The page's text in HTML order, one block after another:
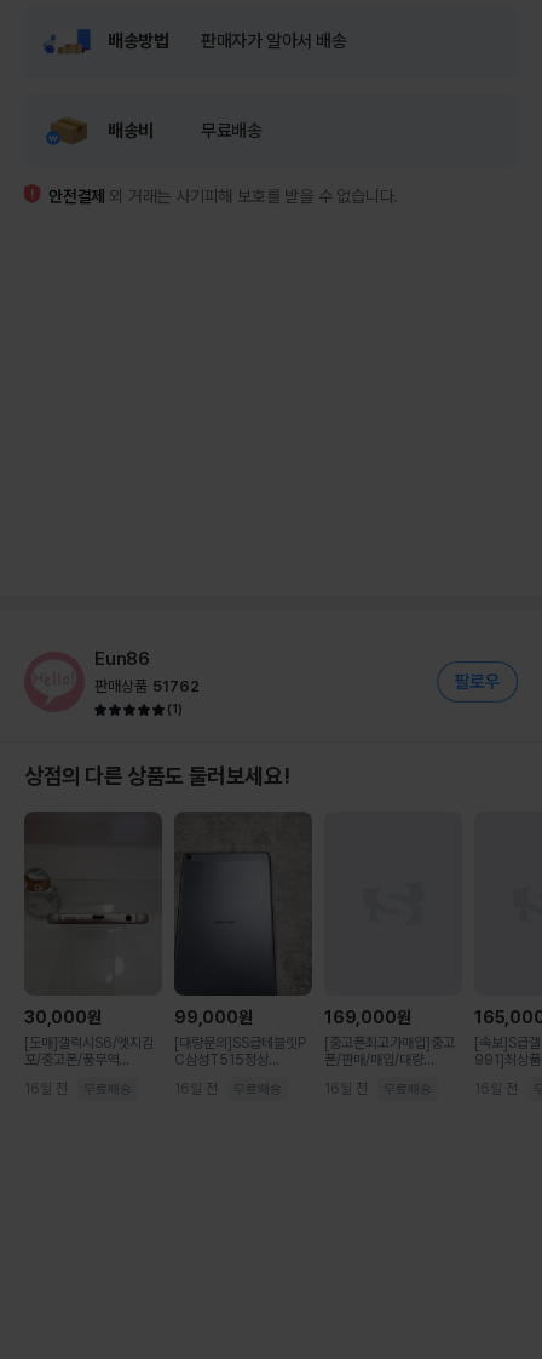
배송방법 판매자가 알아서 배송
배송비 무료배송
안전결제 외 거래는 사기피해 보호를 받을 수 없습니다.
Eun86
판매상품 51762
(1)
상점의 다른 상품도 둘러보세요!
30,000원
[도매]갤럭시S6/엣지김
포/중고폰/풍무역...
16일 전
99,000원
[대량문의]SS급테블릿P
C삼성T515정상...
16일 전
169,000원
[중고폰최고가매입]중고
폰/판매/매입/대량...
16일 전
[속보]S급
991]최상
16일 전